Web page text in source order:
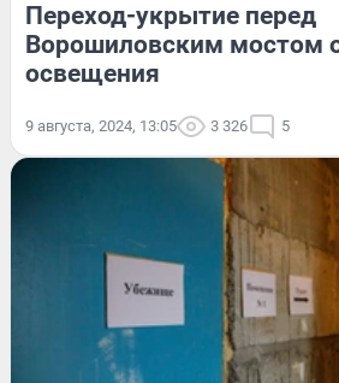
Переход-укрытие перед
Ворошиловским мостом
освещения
9 августа, 2024, 13:05 3 326 5